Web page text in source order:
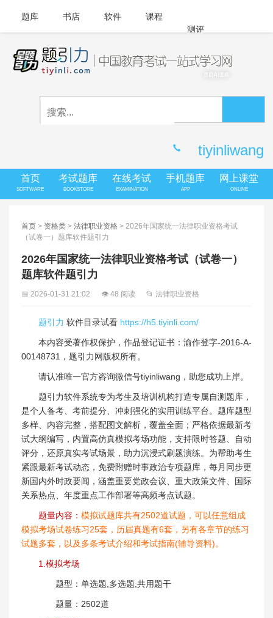
题库 书店 软件
课程
测评
APP下载
tiyinliwang
首页
SOFTWARE
考试题库
BOOKSTORE
在线考试
EXAMINATION
手机题库
APP
网上课堂
ONLINE
首页 > 资格类 > 法律职业资格 > 2026年国家统一法律职业资格考试
（试卷一）题库软件题引力
2026年国家统一法律职业资格考试（试卷一）
题库软件题引力
📅 2026-01-31 21:02 👁 48 阅读 📂 法律职业资格
题引力 软件目录试看 https://h5.tiyinli.com/
本内容受著作权保护，作品登记证书：渝作登字-2016-A-
00148731，题引力网版权所有。
请认准唯一官方咨询微信号tiyinliwang，助您成功上岸。
题引力软件系统专为考生及培训机构打造专属自测题库，
是个人备考、考前提分、冲刺强化的实用训练平台。题库题型
多样、内容完整，搭配图文解析，覆盖全面；严格依据最新考
试大纲编写，内置高仿真模拟考场功能，支持限时答题、自动
评分，还原真实考试场景，助力沉浸式刷题演练。为帮助考生
紧跟最新考试动态，免费附赠时事政治专项题库，每月同步更
新国内外时政要闻，涵盖重要党政会议、重大政策文件、国际
关系热点、年度重点工作部署等高频考点试题。
题量内容： 模拟试题库共有2502道试题，可以任意组成
模拟考场试卷练习25套，历届真题有6套，另有各章节的练习
试题多套，以及多条考试介绍和考试指南(辅导资料)。
1.模拟考场
题型：单选题,多选题,共用题干
题量：2502道